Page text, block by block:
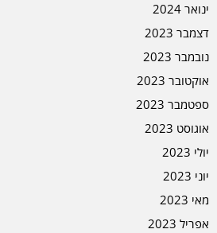
ינואר 2024
דצמבר 2023
נובמבר 2023
אוקטובר 2023
ספטמבר 2023
אוגוסט 2023
יולי 2023
יוני 2023
מאי 2023
אפריל 2023